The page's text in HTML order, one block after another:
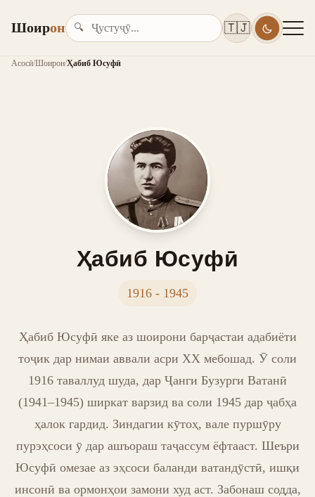
Шоирон 🔍 🇹🇯
Асосӣ/Шоирон/Ҳабиб Юсуфӣ
Ҳабиб Юсуфӣ
1916 - 1945
Ҳабиб Юсуфӣ яке аз шоирони барҷастаи адабиёти
тоҷик дар нимаи аввали асри ХХ мебошад. Ӯ соли
1916 таваллуд шуда, дар Ҷанги Бузурги Ватанӣ
(1941–1945) ширкат варзид ва соли 1945 дар ҷабҳа
ҳалок гардид. Зиндагии кӯтоҳ, вале пуршӯру
пурэҳсоси ӯ дар ашъораш таҷассум ёфтааст. Шеъри
Юсуфӣ омезае аз эҳсоси баланди ватандӯстӣ, ишқи
инсонӣ ва ормонҳои замони худ аст. Забонаш содда,